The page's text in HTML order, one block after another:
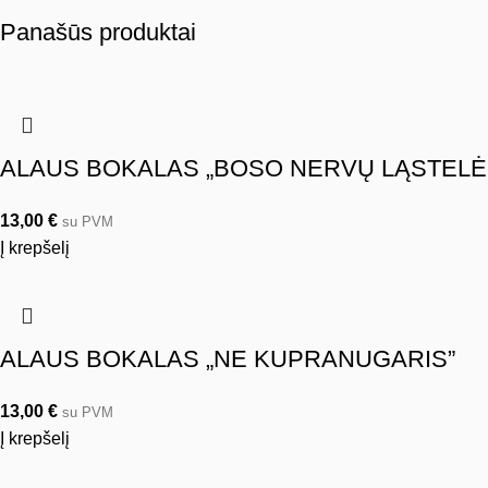
Panašūs produktai
ALAUS BOKALAS „BOSO NERVŲ
13,00 € su PVM
Į krepšelį
ALAUS BOKALAS „NE KUPRANUGARIS”
13,00 € su PVM
Į krepšelį